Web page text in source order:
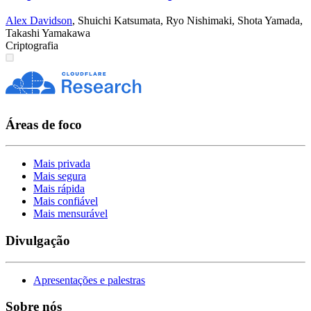
Alex Davidson, Shuichi Katsumata, Ryo Nishimaki, Shota Yamada,
Takashi Yamakawa
Criptografia
Áreas de foco
Mais privada
Mais segura
Mais rápida
Mais confiável
Mais mensurável
Divulgação
Apresentações e palestras
Sobre nós